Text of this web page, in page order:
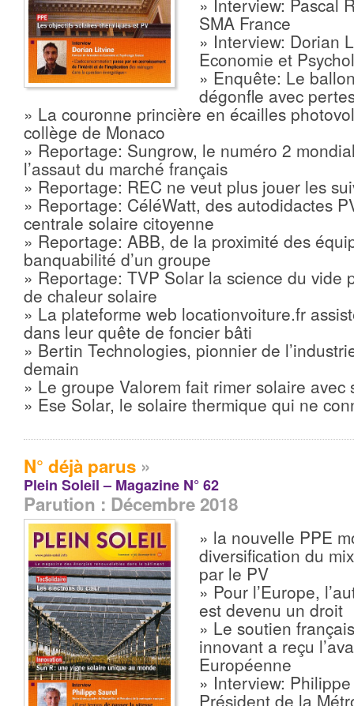
SMA France
» Interview: Dorian
Economie et
» Enquête: Le
dégonfle avec
» La couronne princière en écailles
collège de Monaco
» Reportage: Sungrow, le numéro 2
l’assaut du marché français
» Reportage: REC ne veut plus jouer les
» Reportage: CéléWatt, des autodidactes
centrale solaire citoyenne
» Reportage: ABB, de la proximité des
banquabilité d’un groupe
» Reportage: TVP Solar la science du vide
de chaleur solaire
» La plateforme web locationvoiture.fr
dans leur quête de foncier bâti
» Bertin Technologies, pionnier de
demain
» Le groupe Valorem fait rimer solaire avec
» Ese Solar, le solaire thermique qui ne
N° déjà parus »
Plein Soleil – Magazine N° 62
Parution : Décembre 2018
» la nouvelle PPE
diversification du
par le PV
» Pour l’Europe,
est devenu un droit
» Le soutien
innovant a reçu
Européenne
» Interview:
Président de la